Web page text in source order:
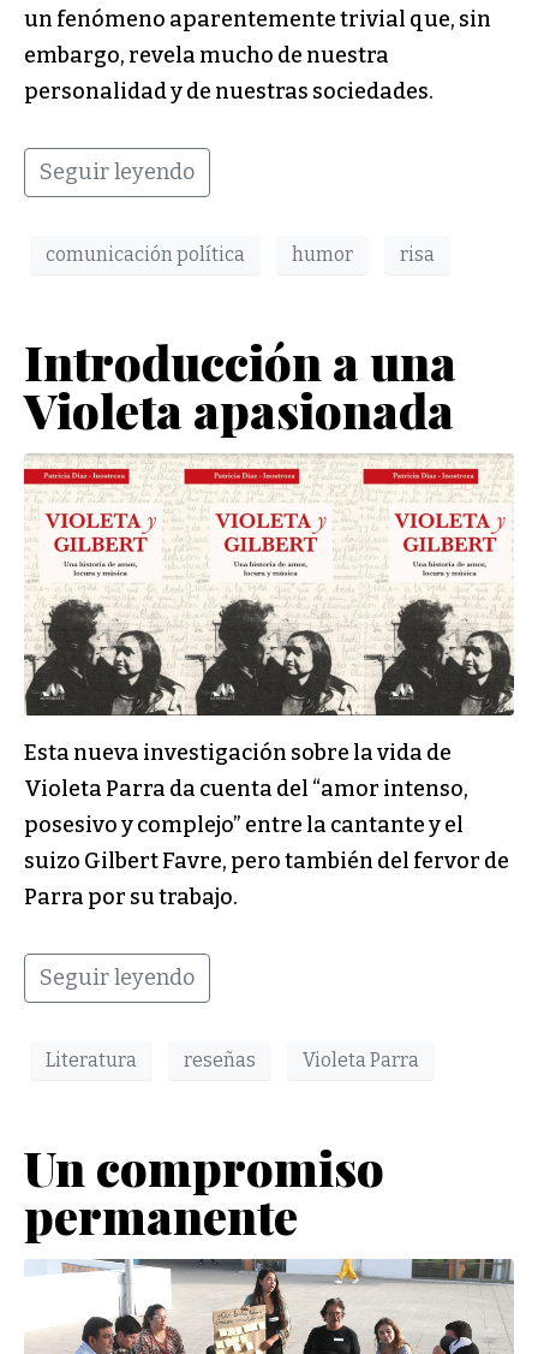
un fenómeno aparentemente trivial que, sin
embargo, revela mucho de nuestra
personalidad y de nuestras sociedades.
Seguir leyendo
comunicación política humor risa
Introducción a una
Violeta apasionada
Esta nueva investigación sobre la vida de
Violeta Parra da cuenta del “amor intenso,
posesivo y complejo” entre la cantante y el
suizo Gilbert Favre, pero también del fervor de
Parra por su trabajo.
Seguir leyendo
Literatura reseñas Violeta Parra
Un compromiso
permanente